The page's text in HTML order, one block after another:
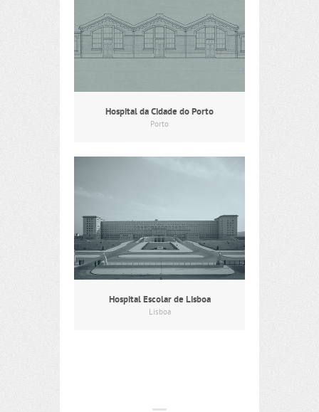
Hospital da Cidade do Porto
Porto
Hospital Escolar de Lisboa
Lisboa